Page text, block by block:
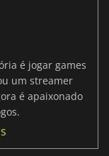
é jogar games
um streamer
é apaixonado